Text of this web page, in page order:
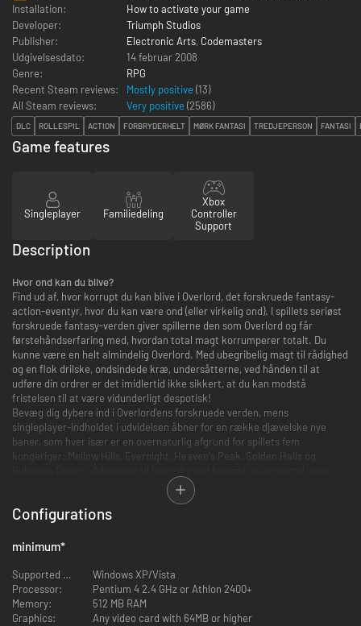
Installation:
How to activate your game
Developer:
Triumph Studios
Publisher:
Electronic Arts, Codemasters
Udgivelsesdato:
14 februar 2008
Genre:
RPG
Recent Steam reviews:
Mostly positive (13)
All Steam reviews:
Very positive (2586)
DLC ROLLESPIL ACTION FORBRYDERHELT MØRK FANTASI TREDJEPERSON FANTASI
Game features
Singleplayer Familiedeling
Xbox
Controller
Support
Description
Hvor ond kan du blive?
Find ud af, hvor korrupt du kan blive i Overlord, det forskruede fantasy-
action-eventyr, hvor du kan være ond (eller virkelig ond). I spillets seriøst
forskruede fantasy-verden giver spillerne den som Overlord og får
førstehåndserfaring med, hvordan total magt korrumperer totalt. Du
kunne være en helt almindelig Overlord. Med ubegribelig magt til rådighed
og en flok drilske, ondsindede kræ, undersåtterne, ved hånden til at
udføre din ordrer er det imidlertid ikke sikkert, at du kan modstå
fristelsen til at være vidunderligt despotisk!
Bevæg dig dybere ind i Overlord'ens forskruede verden, mens
singleplayer-indholdet i udvidelsen åbner for en række djævelske nye
baner, som hver især er en overnaturlig afgrund for spillets fem
kongeriger: Mellow Hills, Evernight, Heaven's Peak, Golden Halls og
åbnes, når et kongerige er erobret med succes, og den foregående
hersker er forvist til et personligt helvede i afgrunden. Det er dog ikke
bare de faldne helte, der er blevet slæbt ned i afgrunden: Overlord'ens
Med hver enkelt afgrunds udøde væsener på spring til at true Overlord'ens
stig ned i hver afgrund, og iværksæt en ny tyrannibølge for at få trællene
tilbage til deres hjemlande, besejre de faldne helte én gang for alle og
erobre tronen i hvert kongeriges underverden.
INDEHOLDER OVERLORD CHALLENGE-PAKKEN:
Configurations
minimum*
Supported OS:
Windows XP/Vista
Processor:
Pentium 4 2.4 GHz or Athlon 2400+
Memory:
512 MB RAM
Graphics:
Any video card with 64MB or higher